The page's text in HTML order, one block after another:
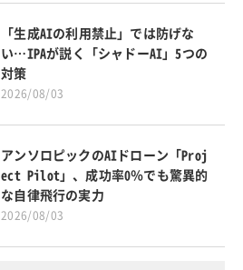
「生成AIの利用禁止」では防げな
い…IPAが説く「シャドーAI」5つの
対策
2026/08/03
アンソロピックのAIドローン「Proj
ect Pilot」、成功率0％でも驚異的
な自律飛行の実力
2026/08/03